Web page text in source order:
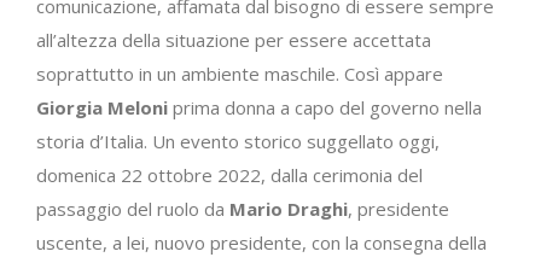
comunicazione, affamata dal bisogno di essere sempre
all’altezza della situazione per essere accettata
soprattutto in un ambiente maschile. Così appare
Giorgia Meloni prima donna a capo del governo nella
storia d’Italia. Un evento storico suggellato oggi,
domenica 22 ottobre 2022, dalla cerimonia del
passaggio del ruolo da Mario Draghi, presidente
uscente, a lei, nuovo presidente, con la consegna della